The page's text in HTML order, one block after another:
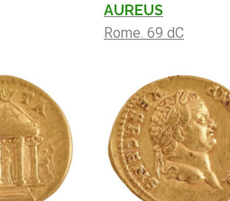
AUREUS
Rome. 69 dC